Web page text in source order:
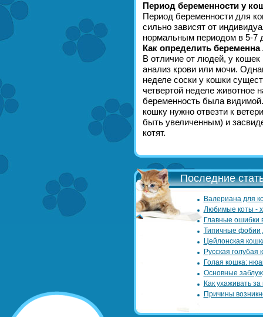
Период беременности у
Период беременности для
сильно зависят от
нормальным периодом в 5-7
Как определить
В отличие от людей, у кошек
анализ крови или мочи.
неделе соски у кошки
четвертой неделе животное
беременность была
кошку нужно отвезти к
быть увеличенным) и
котят.
Последние
Валериана для
Любимые коты -
Главные ошибки
Типичные фобии
Цейлонская
Русская голубая
Голая кошка:
Основные
Как ухаживать
Причины